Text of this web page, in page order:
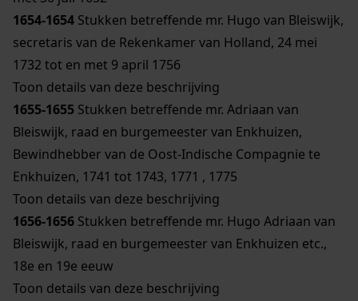
1654-1654 Stukken betreffende mr. Hugo van Bleiswijk,
secretaris van de Rekenkamer van Holland, 24 mei
1732 tot en met 9 april 1756
Toon details van deze beschrijving
1655-1655 Stukken betreffende mr. Adriaan van
Bleiswijk, raad en burgemeester van Enkhuizen,
Bewindhebber van de Oost-Indische Compagnie te
Enkhuizen, 1741 tot 1743, 1771 , 1775
Toon details van deze beschrijving
1656-1656 Stukken betreffende mr. Hugo Adriaan van
Bleiswijk, raad en burgemeester van Enkhuizen etc.,
18e en 19e eeuw
Toon details van deze beschrijving